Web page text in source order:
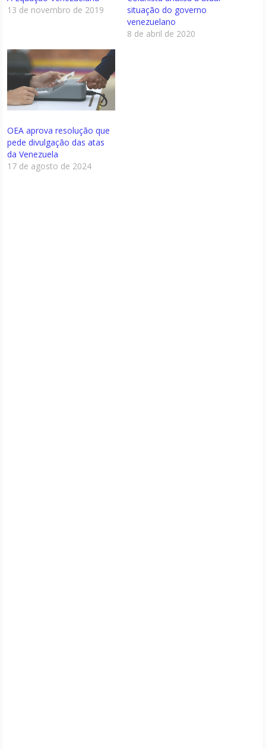
13 de novembro de 2019
situação do governo
venezuelano
8 de abril de 2020
OEA aprova resolução que
pede divulgação das atas
da Venezuela
17 de agosto de 2024